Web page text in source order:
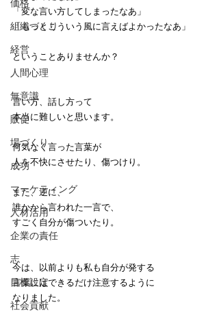
価格
組織づくり
経営
人間心理
無意識
販促
場づくり
成功
マーケティング
人材活用
企業の責任
志
目標設定
社会貢献
「変な言い方してしまったなあ」
「もっとこういう風に言えばよかったなあ」
ということありませんか？
言い方、話し方って
本当に難しいと思います。
何気なく言った言葉が
人を不快にさせたり、傷つけり。
また、逆に、
誰かから言われた一言で、
すごく自分が傷ついたり。
今は、以前よりも私も自分が発する
言葉にはできるだけ注意するように
なりました。